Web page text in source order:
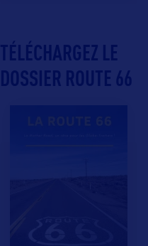
TÉLÉCHARGEZ LE
DOSSIER ROUTE 66